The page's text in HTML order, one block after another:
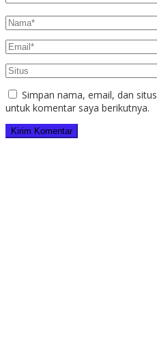
Simpan nama, email, dan
untuk komentar saya berikutnya.